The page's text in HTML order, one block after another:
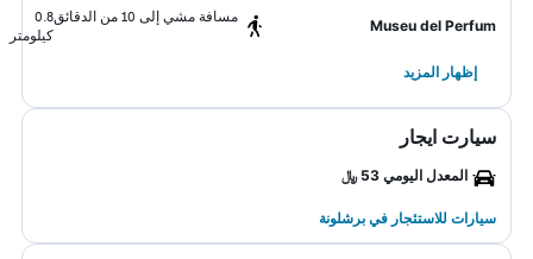
Museu del Perfum
مسافة مشي إلى 10 من الدقائق
0.8
كيلومتر
إظهار المزيد
سيارت ايجار
المعدل اليومي 53 ﷼
سيارات للاستئجار في برشلونة